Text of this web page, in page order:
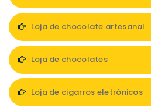
Loja de chocolate artesanal
Loja de chocolates
Loja de cigarros eletrónicos